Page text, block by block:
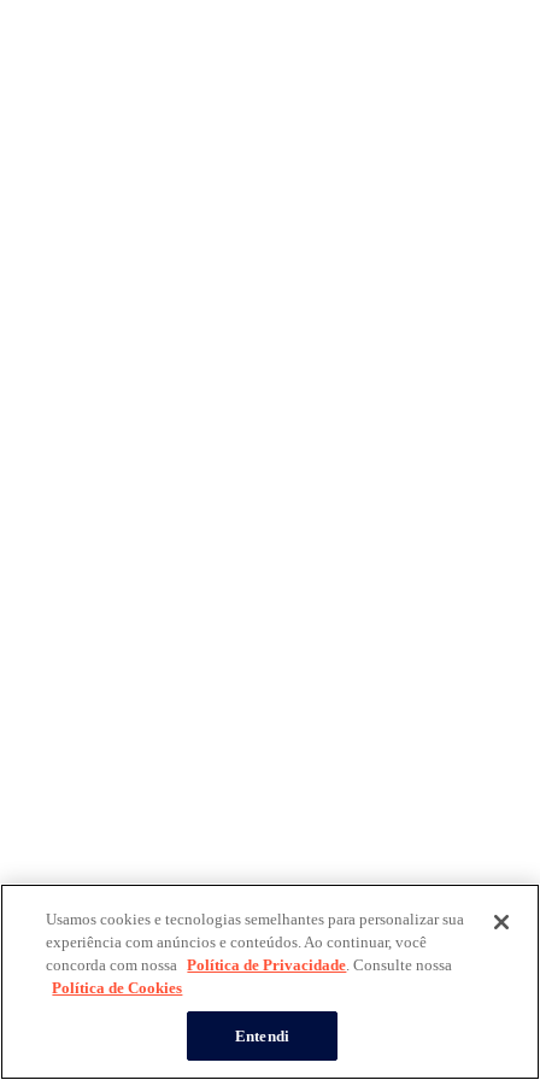
Usamos cookies e tecnologias semelhantes para personalizar sua
experiência com anúncios e conteúdos. Ao continuar, você
concorda com nossa Política de Privacidade. Consulte nossa
Política de Cookies
Entendi